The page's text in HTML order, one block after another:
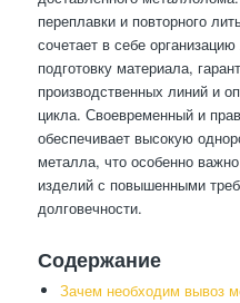
переплавки и повторного
сочетает в себе
подготовку материала,
производственных линий и
цикла. Своевременный и
обеспечивает высокую
металла, что особенно
изделий с повышенными
долговечности.
Содержание
Зачем необходим вывоз